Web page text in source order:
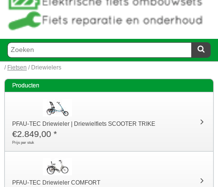
/ Fietsen / Driewielers
Producten
PFAU-TEC Driewieler | Driewielfiets SCOOTER TRIKE
€2.849,00 *
Prijs per stuk
PFAU-TEC Driewieler COMFORT